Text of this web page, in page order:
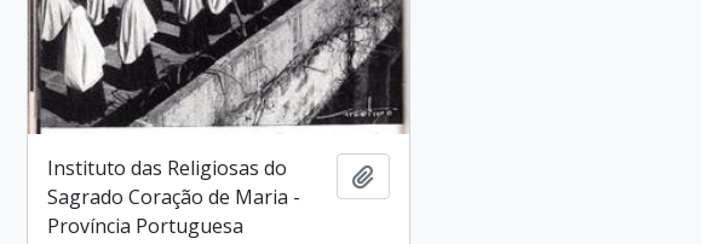
Instituto das Religiosas do
Sagrado Coração de Maria -
Província Portuguesa